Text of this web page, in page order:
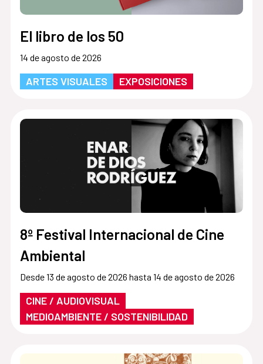
El libro de los 50
14 de agosto de 2026
ARTES VISUALES EXPOSICIONES
8º Festival Internacional de Cine
Ambiental
Desde 13 de agosto de 2026 hasta 14 de agosto de 2026
CINE / AUDIOVISUAL
MEDIOAMBIENTE / SOSTENIBILIDAD